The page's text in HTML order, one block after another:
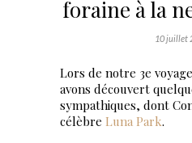
foraine à la
10 juillet
Lors de notre 3e
avons découvert
sympathiques, dont
célèbre Luna Park.